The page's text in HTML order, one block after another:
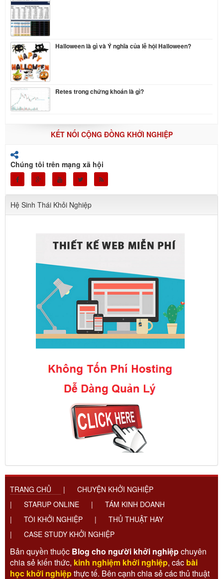
Halloween là gì và Ý nghĩa của lễ hội Halloween?
Retes trong chứng khoán là gì?
KẾT NỐI CỘNG ĐỒNG KHỞI NGHIỆP
Chúng tôi trên mạng xã hội
Hệ Sinh Thái Khỏi Nghiệp
TRANG CHỦ |
CHUYỆN KHỞI NGHIỆP
|
STARUP ONLINE |
TÁM KINH DOANH
|
TÔI KHỞI NGHIỆP |
THỦ THUẬT HAY
|
CASE STUDY KHỞI NGHIỆP
Bản quyền thuộc Blog cho người khởi nghiệpchuyên
chia sẻ kiến thức, kinh nghiệm khởi nghiệp, các bài
học khởi nghiệpthực tế. Bên cạnh chia sẻ các thủ thuật